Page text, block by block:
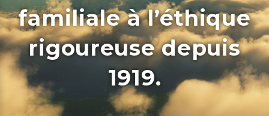
familiale à l’éthique
rigoureuse depuis
1919.